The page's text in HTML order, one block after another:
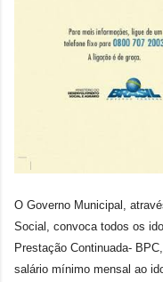
O Governo Municipal,
Social, convoca todos os
Prestação Continuada-
salário mínimo mensal ao